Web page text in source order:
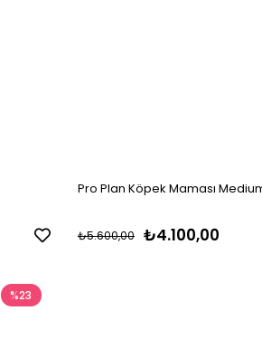
Pro Plan Köpek Maması
₺4.100,00
₺5.600,00
%23